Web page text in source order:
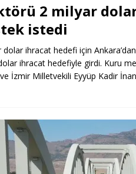
2 milyar
istedi
ihracat hedefi için
ihracat hedefiyle girdi. Kuru
İzmir Milletvekili Eyyüp Kadir